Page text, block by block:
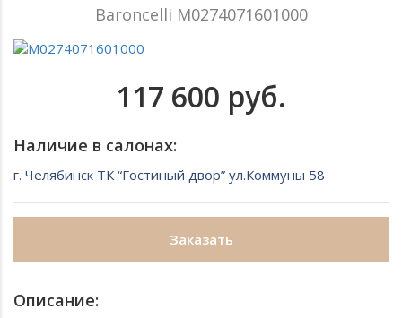
Baroncelli M0274071601000
117 600 руб.
Наличие в салонах:
г. Челябинск ТК “Гостиный двор” ул.Коммуны 58
Заказать
Описание: